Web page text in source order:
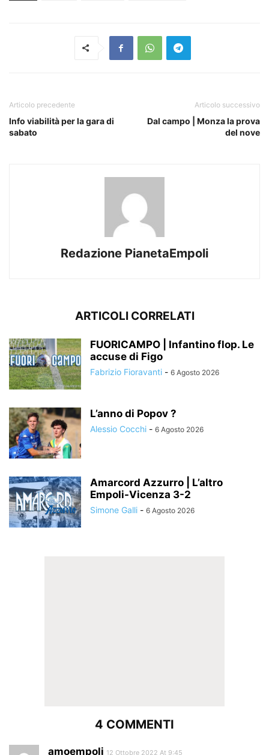
Articolo precedente
Info viabilità per la gara di
sabato
Articolo successivo
Dal campo | Monza la prova
del nove
Redazione PianetaEmpoli
ARTICOLI CORRELATI
FUORICAMPO | Infantino flop. Le
accuse di Figo
Fabrizio Fioravanti - 6 Agosto 2026
L’anno di Popov ?
Alessio Cocchi - 6 Agosto 2026
Amarcord Azzurro | L’altro
Empoli-Vicenza 3-2
Simone Galli - 6 Agosto 2026
4 COMMENTI
amoempoli 12 Ottobre 2022 At 9:45